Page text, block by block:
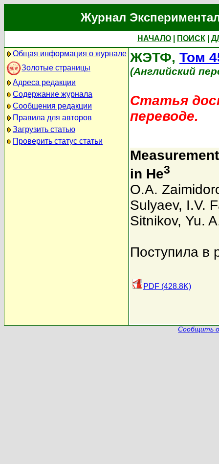
Журнал
НАЧАЛО ПОИСК
Общая информация о журнале
Золотые страницы
Адреса редакции
Содержание журнала
Сообщения редакции
Правила для авторов
Загрузить статью
Проверить статус статьи
ЖЭТФ, Том
(Английский
Статья
переводе.
in He3
O.A.
Sulyaev, I.V.
Sitnikov, Yu.
Поступила в
PDF (428.8K)
Сообщить о